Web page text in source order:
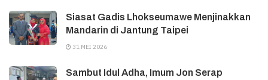
Siasat Gadis Lhokseumawe Menjinakkan
Mandarin di Jantung Taipei
31 MEI 2026
Sambut Idul Adha, Imum Jon Serap